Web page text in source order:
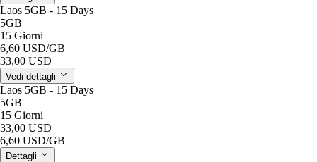
Laos 5GB - 15 Days
5GB
15 Giorni
6,60 USD/GB
33,00 USD
Vedi dettagli
Laos 5GB - 15 Days
5GB
15 Giorni
33,00 USD
6,60 USD/GB
Dettagli